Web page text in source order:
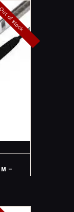
of stock
–